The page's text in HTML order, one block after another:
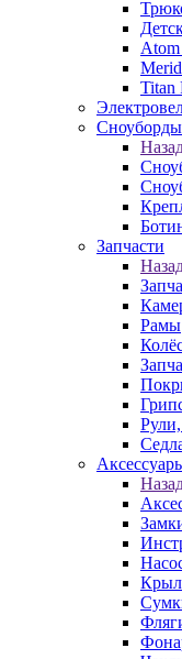
Titan
Запчасти
Рамы